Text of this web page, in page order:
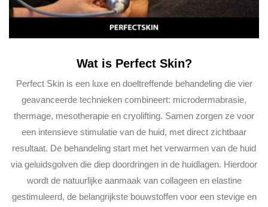
Wat is Perfect Skin?
Perfect Skin is een luxe en doeltreffende behandeling die vier
geavanceerde technieken combineert: microdermabrasie,
thermage, mesotherapie en cryolifting. Samen zorgen ze voor
een intensieve stimulatie van de huid, met direct zichtbaar
resultaat. De behandeling start met het verwarmen van de huid
via geluidsgolven die diep doordringen in de huidlagen. Hierdoor
wordt de natuurlijke aanmaak van collageen en elastine
gestimuleerd, de belangrijkste bouwstoffen voor een stevige en